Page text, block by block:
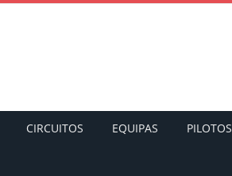
CIRCUITOS EQUIPAS PILOTOS